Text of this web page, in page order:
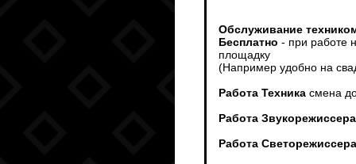
Обслуживание
Бесплатно - при работе
площадку
(Например удобно на
Работа Техника смена
Работа Звукорежиссера
Работа Светорежиссера